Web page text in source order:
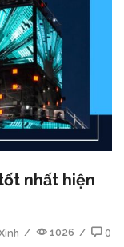
nhất hiện
/ 1026 / 0